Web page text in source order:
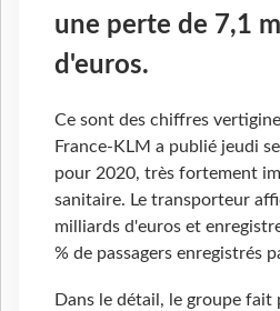
une perte de 7,1
d'euros.
Ce sont des chiffres
France-KLM a publié jeudi
pour 2020, très fortement
sanitaire. Le transporteur
milliards d'euros et
% de passagers enregistrés
Dans le détail, le groupe